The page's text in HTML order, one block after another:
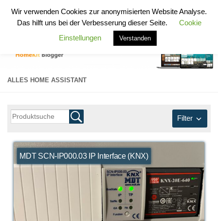
Zum Inhalt springen
HomeKit Blogger
ALLES HOME ASSISTANT
Filter
MDT SCN-IP000.03 IP Interface (KNX)
Wir verwenden Cookies zur anonymisierten Website Analyse.
Das hilft uns bei der Verbesserung dieser Seite.
Cookie
Einstellungen
Verstanden